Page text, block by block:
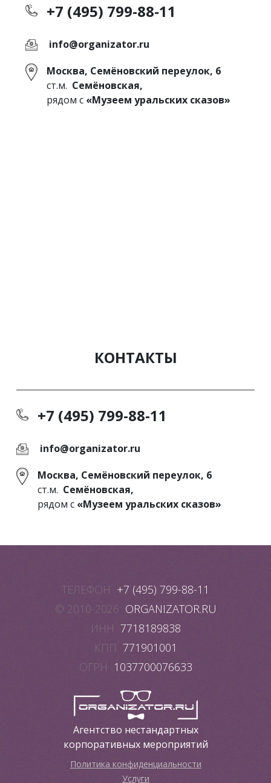
+7 (495) 799-88-11
info@organizator.ru
Москва, Семёновский переулок, 6
ст.м. Семёновская,
рядом с «Музеем уральских сказов»
КОНТАКТЫ
+7 (495) 799-88-11
info@organizator.ru
Москва, Семёновский переулок, 6
ст.м. Семёновская,
рядом с «Музеем уральских сказов»
ТЕЛЕФОН +7 (495) 799-88-11
© 2010-2026 ORGANIZATOR.RU
ИНН 7718189838
КПП 771901001
ОГРН 1037700076633
Агентство нестандартных
корпоративных мероприятий
Политика конфиденциальности
Услуги